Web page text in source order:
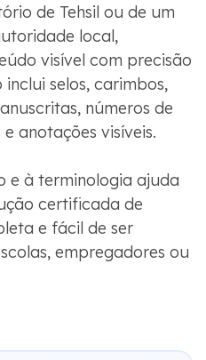
de Tehsil ou de um
local,
visível com precisão
selos, carimbos,
números de
anotações visíveis.
e à terminologia ajuda
certificada de
e fácil de ser
empregadores ou